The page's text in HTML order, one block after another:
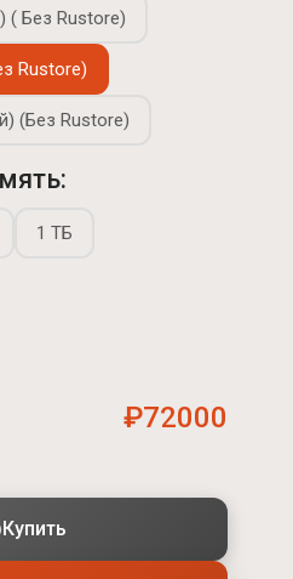
( Без Rustore)
Rustore)
(Без Rustore)
1 ТБ
₽72000
Купить